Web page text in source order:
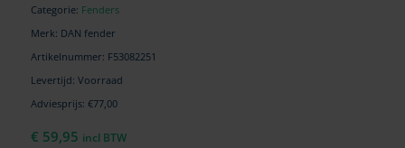
Categorie: Fenders
Merk: DAN fender
Artikelnummer: F53082251
Levertijd: Voorraad
Adviesprijs: €77,00
€ 59,95 incl BTW